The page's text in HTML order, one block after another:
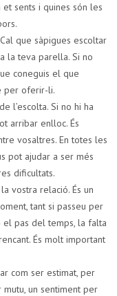
sents i quines són les
que sàpigues escoltar
la teva parella. Si no
coneguis el que
per oferir-li.
l’escolta. Si no hi ha
arribar enlloc. És
vosaltres. En totes les
pot ajudar a ser més
dificultats.
vostra relació. És un
tant si passeu per
el pas del temps, la falta
És molt important
com ser estimat, per
mutu, un sentiment per